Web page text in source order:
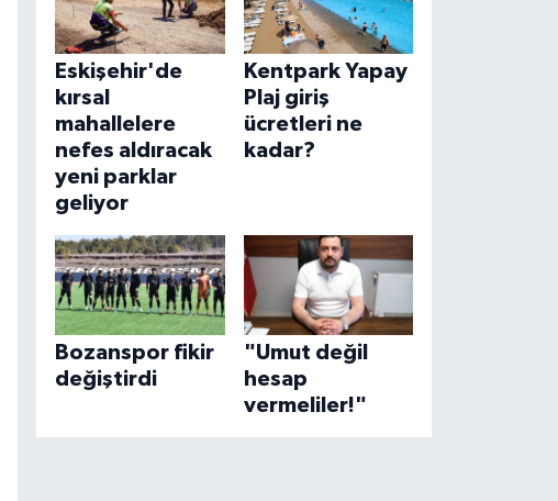
Eskişehir'de
kırsal
mahallelere
nefes aldıracak
yeni parklar
geliyor
Kentpark Yapay
Plaj giriş
ücretleri ne
kadar?
Bozanspor fikir
değiştirdi
"Umut değil
hesap
vermeliler!"